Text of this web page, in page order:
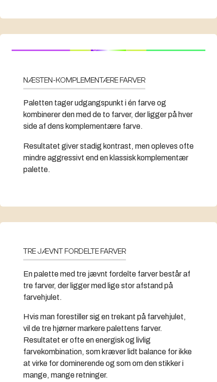
NÆSTEN-KOMPLEMENTÆRE FARVER
Paletten tager udgangspunkt i én farve og
kombinerer den med de to farver, der ligger på hver
side af dens komplementære farve.
Resultatet giver stadig kontrast, men opleves ofte
mindre aggressivt end en klassisk komplementær
palette.
TRE JÆVNT FORDELTE FARVER
En palette med tre jævnt fordelte farver består af
tre farver, der ligger med lige stor afstand på
farvehjulet.
Hvis man forestiller sig en trekant på farvehjulet,
vil de tre hjørner markere palettens farver.
Resultatet er ofte en energisk og livlig
farvekombination, som kræver lidt balance for ikke
at virke for dominerende og som om den stikker i
mange, mange retninger.